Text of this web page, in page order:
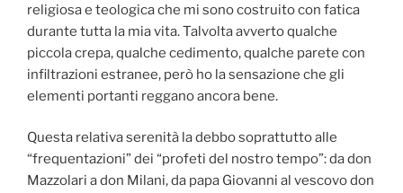
religiosa e teologica che mi sono costruito con fatica
durante tutta la mia vita. Talvolta avverto qualche
piccola crepa, qualche cedimento, qualche parete con
infiltrazioni estranee, però ho la sensazione che gli
elementi portanti reggano ancora bene.
Questa relativa serenità la debbo soprattutto alle
“frequentazioni” dei “profeti del nostro tempo”: da don
Mazzolari a don Milani, da papa Giovanni al vescovo don